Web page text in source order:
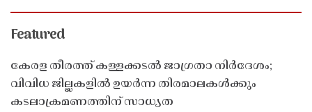
Featured
കേരള തീരത്ത് കള്ളക്കടൽ ജാഗ്രതാ നിർദേശം;
വിവിധ ജില്ലകളിൽ ഉയർന്ന തിരമാലകൾക്കും
കടലാക്രമണത്തിന് സാധ്യത